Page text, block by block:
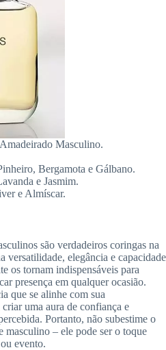
Masculino.
Bergamota e Gálbano.
e Jasmim.
e Almíscar.
são verdadeiros coringas na
versatilidade, elegância e capacidade
os tornam indispensáveis para
presença em qualquer ocasião.
que se alinhe com sua
uma aura de confiança e
Portanto, não subestime o
– ele pode ser o toque
evento.